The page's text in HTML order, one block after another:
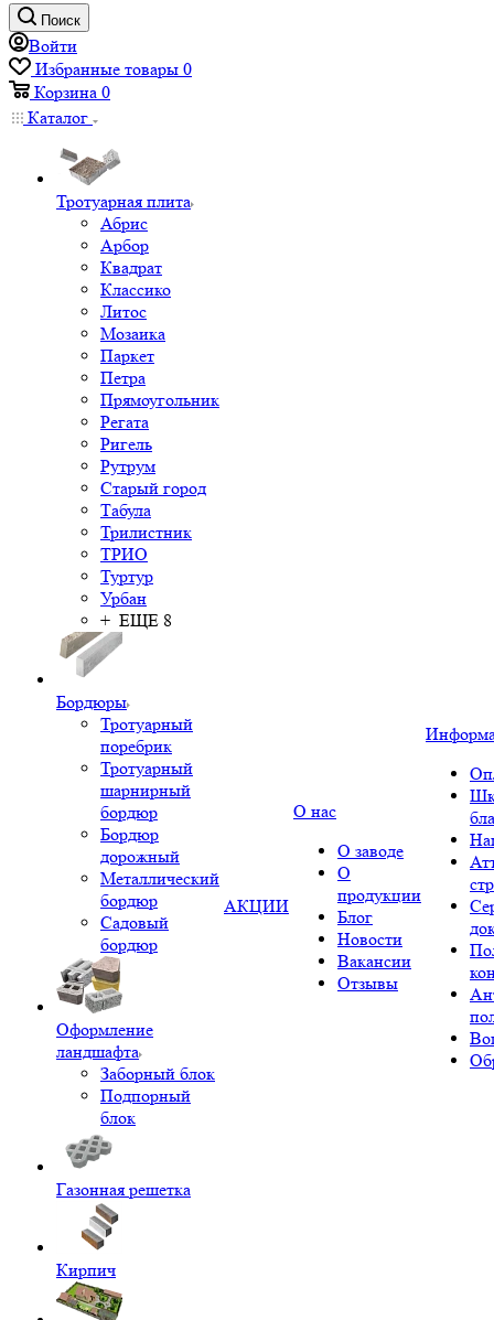
Поиск
Войти
Избранные товары 0
Корзина 0
Каталог
Тротуарная плита
Абрис
Арбор
Квадрат
Классико
Литос
Мозаика
Паркет
Петра
Прямоугольник
Регата
Ригель
Рутрум
Старый город
Табула
Трилистник
ТРИО
Туртур
Урбан
+ ЕЩЕ 8
Бордюры
Тротуарный
поребрик
Тротуарный
шарнирный
бордюр
Бордюр
дорожный
Металлический
бордюр
Садовый
бордюр
Оформление
ландшафта
Заборный блок
Подпорный
блок
Газонная решетка
Кирпич
АКЦИИ
О нас
О заводе
О
продукции
Блог
Новости
Вакансии
Отзывы